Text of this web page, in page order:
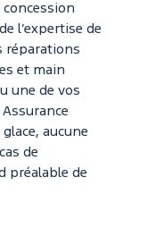
l’expertise de
réparations
et main
une de vos
aucune
de
préalable de